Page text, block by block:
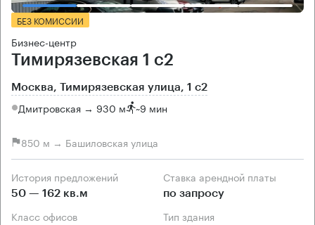
БЕЗ КОМИССИИ
Бизнес-центр
Тимирязевская 1 с2
Москва, Тимирязевская улица, 1 с2
Дмитровская → 930 м ~9 мин
850 м → Башиловская улица
История предложений
50 — 162 кв.м
Ставка арендной платы
по запросу
Класс офисов Тип здания